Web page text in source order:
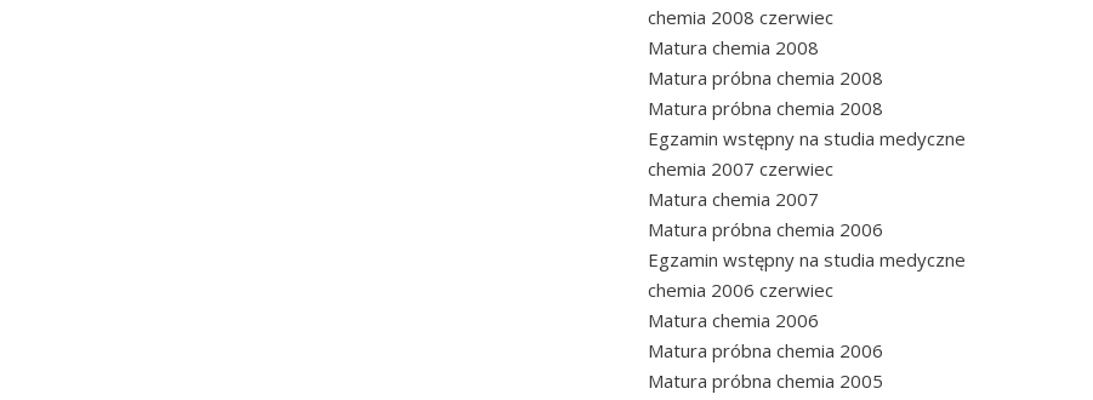
chemia 2008 czerwiec
Matura chemia 2008
Matura próbna chemia 2008
Matura próbna chemia 2008
Egzamin wstępny na studia medyczne
chemia 2007 czerwiec
Matura chemia 2007
Matura próbna chemia 2006
Egzamin wstępny na studia medyczne
chemia 2006 czerwiec
Matura chemia 2006
Matura próbna chemia 2006
Matura próbna chemia 2005